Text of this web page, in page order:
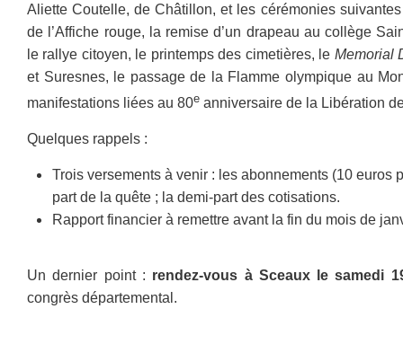
Aliette Coutelle, de Châtillon, et les cérémonies
de l’Affiche rouge, la remise d’un drapeau au collège
le rallye citoyen, le printemps des cimetières, le Memorial
et Suresnes, le passage de la Flamme olympique au
manifestations liées au 80e anniversaire de la Libération
Quelques rappels :
Trois versements à venir : les abonnements (10 euros
part de la quête ; la demi-part des cotisations.
Rapport financier à remettre avant la fin du mois de
Un dernier point : rendez-vous à Sceaux le samedi
congrès départemental.